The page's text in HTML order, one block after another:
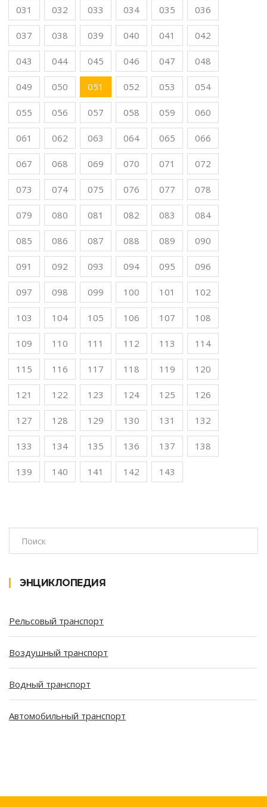
031 032 033 034 035 036
037 038 039 040 041 042
043 044 045 046 047 048
049 050 051 052 053 054
055 056 057 058 059 060
061 062 063 064 065 066
067 068 069 070 071 072
073 074 075 076 077 078
079 080 081 082 083 084
085 086 087 088 089 090
091 092 093 094 095 096
097 098 099 100 101 102
103 104 105 106 107 108
109 110 111 112 113 114
115 116 117 118 119 120
121 122 123 124 125 126
127 128 129 130 131 132
133 134 135 136 137 138
139 140 141 142 143
ЭНЦИКЛОПЕДИЯ
Рельсовый транспорт
Воздушный транспорт
Водный транспорт
Автомобильный транспорт